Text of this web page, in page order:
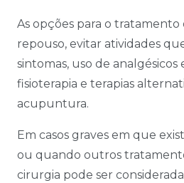
As opções para o tratamento
repouso, evitar atividades
sintomas, uso de
fisioterapia e terapias
acupuntura.
Em casos graves em que
ou quando outros
cirurgia pode ser